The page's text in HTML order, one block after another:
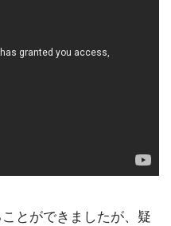
とができましたが、疑